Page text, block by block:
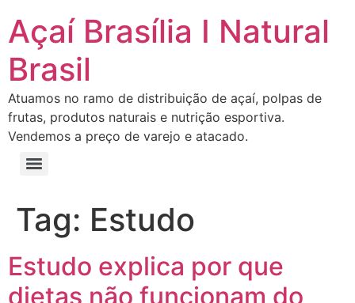
Açaí Brasília I Natural
Brasil
Atuamos no ramo de distribuição de açaí, polpas de
frutas, produtos naturais e nutrição esportiva.
Vendemos a preço de varejo e atacado.
Tag: Estudo
Estudo explica por que
dietas não funcionam do